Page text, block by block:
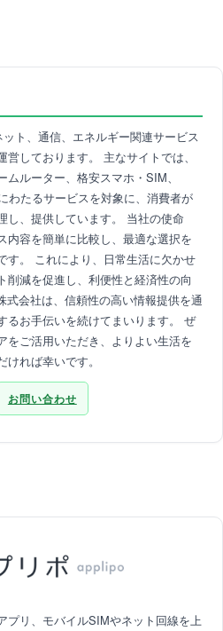
ト、通信、エネルギー関連サービス
しております。 主なサイトでは、
ルーター、格安スマホ・SIM、
わたるサービスを対象に、消費者が
し、提供しています。 当社の使命
内容を簡単に比較し、最適な選択を
す。 これにより、日常生活に欠かせ
削減を促進し、利便性と経済性の向
式会社は、信頼性の高い情報提供を通
るお手伝いを続けてまいります。 ぜ
をご活用いただき、よりよい生活を
れば幸いです。
お問い合わせ
プリ、モバイルSIMやネット回線を上